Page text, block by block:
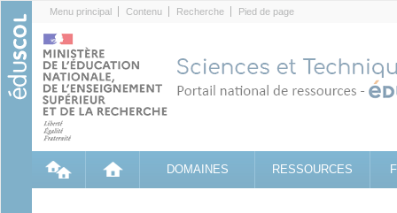
Menu principal Contenu Recherche Pied de page
DOMAINES RESSOURCES